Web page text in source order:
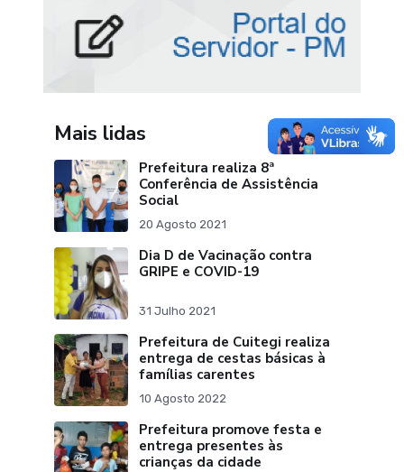
Mais lidas
Prefeitura realiza 8ª
Conferência de Assistência
Social
20 Agosto 2021
Dia D de Vacinação contra
GRIPE e COVID-19
31 Julho 2021
Prefeitura de Cuitegi realiza
entrega de cestas básicas à
famílias carentes
10 Agosto 2022
Prefeitura promove festa e
entrega presentes às
crianças da cidade